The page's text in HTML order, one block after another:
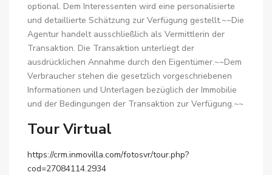
optional. Dem Interessenten wird eine personalisierte
und detaillierte Schätzung zur Verfügung gestellt.~~Die
Agentur handelt ausschließlich als Vermittlerin der
Transaktion. Die Transaktion unterliegt der
ausdrücklichen Annahme durch den Eigentümer.~~Dem
Verbraucher stehen die gesetzlich vorgeschriebenen
Informationen und Unterlagen bezüglich der Immobilie
und der Bedingungen der Transaktion zur Verfügung.~~
Tour Virtual
https://crm.inmovilla.com/fotosvr/tour.php?
cod=27084114.2934